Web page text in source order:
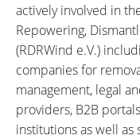
actively involved in
Repowering,
(RDRWind e.V.)
companies for
management, legal
providers, B2B
institutions as well